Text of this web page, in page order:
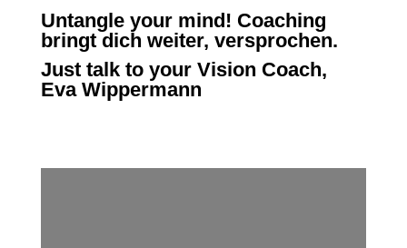
Untangle your mind! Coaching
bringt dich weiter, versprochen.
Just talk to your Vision Coach,
Eva Wippermann